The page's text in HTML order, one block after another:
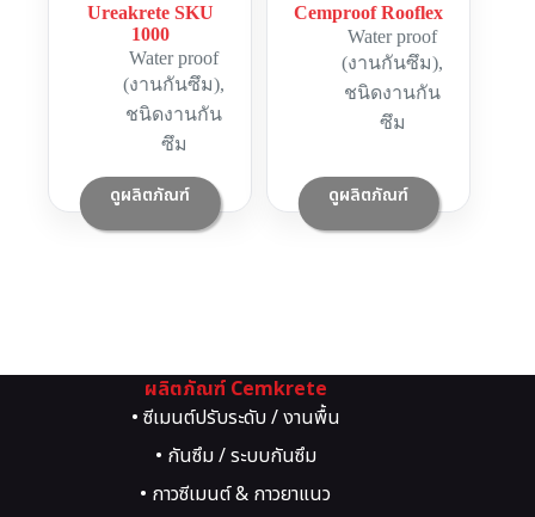
Ureakrete SKU
1000
Water proof
(งานกันซึม),
ชนิดงานกัน
ซึม
ดูผลิตภัณฑ์
Cemproof Rooflex
Water proof
(งานกันซึม),
ชนิดงานกัน
ซึม
ดูผลิตภัณฑ์
ผลิตภัณฑ์ Cemkrete
• ซีเมนต์ปรับระดับ / งานพื้น
• กันซึม / ระบบกันซึม
• กาวซีเมนต์ & กาวยาแนว